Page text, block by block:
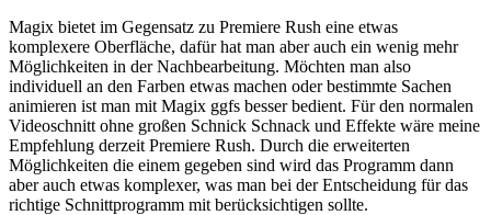
Magix bietet im Gegensatz zu Premiere Rush eine etwas
komplexere Oberfläche, dafür hat man aber auch ein wenig mehr
Möglichkeiten in der Nachbearbeitung. Möchten man also
individuell an den Farben etwas machen oder bestimmte Sachen
animieren ist man mit Magix ggfs besser bedient. Für den normalen
Videoschnitt ohne großen Schnick Schnack und Effekte wäre meine
Empfehlung derzeit Premiere Rush. Durch die erweiterten
Möglichkeiten die einem gegeben sind wird das Programm dann
aber auch etwas komplexer, was man bei der Entscheidung für das
richtige Schnittprogramm mit berücksichtigen sollte.